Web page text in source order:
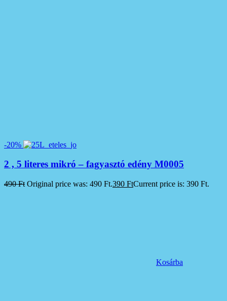
-20%
2 , 5 literes mikró – fagyasztó edény M0005
490Ft Original price was: 490 Ft.390 FtCurrent price is: 390 Ft.
Kosárba